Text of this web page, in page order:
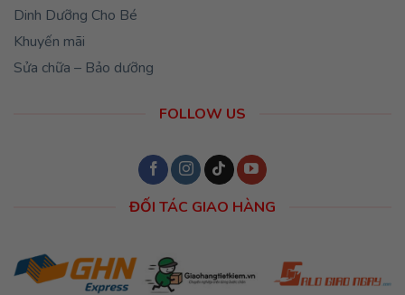
Dinh Dưỡng Cho Bé
Khuyến mãi
Sửa chữa – Bảo dưỡng
FOLLOW US
ĐỐI TÁC GIAO HÀNG